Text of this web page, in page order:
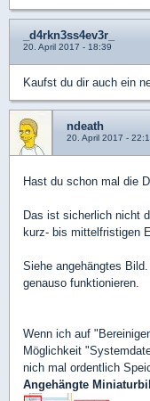
_d4rkn3ss4ev3r_
20. April 2017 - 18:39
Kaufst du dir auch ein
ndeath
20. April 2017 -
Hast du schon mal die
Das ist sicherlich nicht
kurz- bis mittelfristigen
Siehe angehängtes
genauso funktionieren.
Wenn ich auf
Möglichkeit
nich mal ordentlich
Angehängte